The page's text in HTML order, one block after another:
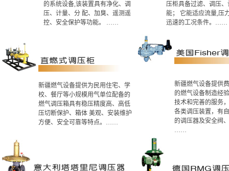
的系统设备,该装置具有净化、调
压、计量、分 配、加臭、遥测遥
控、安全保护等功能。 ……
压柜具备过滤、调压
能； 它能适应流量,压
迅速的工况条件。……
新疆燃气设备提供为民用住宅、学
校、餐厅等小规模用气单位配备的
燃气调压箱具有稳压精度高、高低
压切断保护、箱体 美观、安装维护
方便、安全可靠等特点。……
新疆燃气设备提供
的燃气设备制造经
技术和完善的服务
各类调压装置，有
的调压器及安全阀
……